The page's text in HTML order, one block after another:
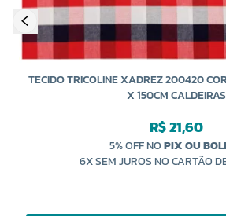
TECIDO TRICOLINE XADREZ 200420
X 150CM CALDEIRAS
R$ 21,60
5% OFF NOPIX OU
6X SEM JUROS NO CARTÃO